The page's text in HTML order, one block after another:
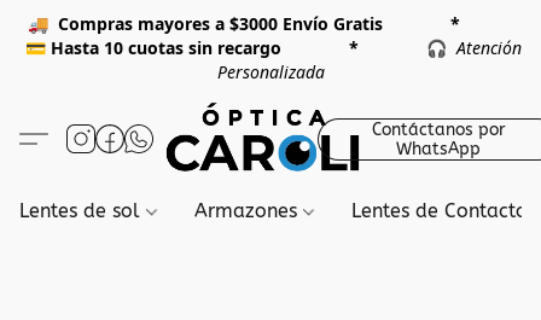
🚚 Compras mayores a $3000 Envío Gratis *
💳 Hasta 10 cuotas sin recargo * 🎧Atención
Personalizada
Contáctanos por
WhatsApp
Lentes de sol Armazones Lentes de Contacto